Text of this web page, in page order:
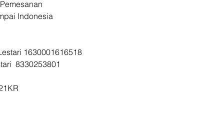
Indonesia
1630001616518
8330253801